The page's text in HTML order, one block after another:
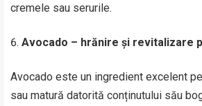
cremele sau serurile.
Avocado – hrănire și revitalizare
Avocado este un ingredient excelent
sau matură datorită conținutului său